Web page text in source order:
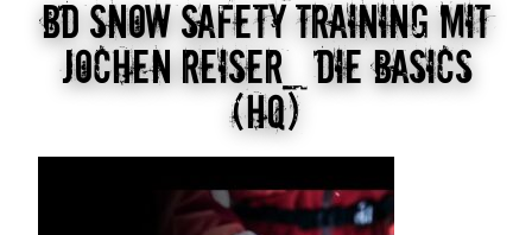
INDIVIDUELLE CAMPS
TERMINE
FAQ
BD Snow Safety Training mit
Jochen Reiser_ Die Basics
(HQ)